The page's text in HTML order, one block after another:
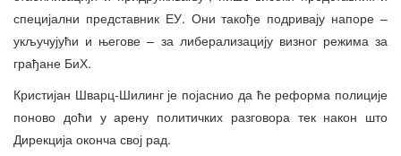
специјални представник ЕУ. Они такође подривају напоре –
укључујући и његове – за либерализацију визног режима за
грађане БиХ.
Кристијан Шварц-Шилинг је појаснио да ће реформа полиције
поново доћи у арену политичких разговора тек након што
Дирекција оконча свој рад.